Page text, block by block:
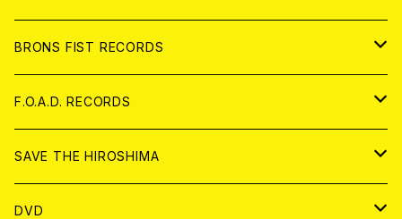
アパレル
ANALOG
BRONS FIST RECORDS
CD
ANALOG
F.O.A.D. RECORDS
CD
ANALOG
SAVE THE HIROSHIMA
アパレル
DVD